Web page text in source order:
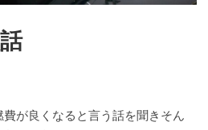
が良くなると言う話を聞きそん